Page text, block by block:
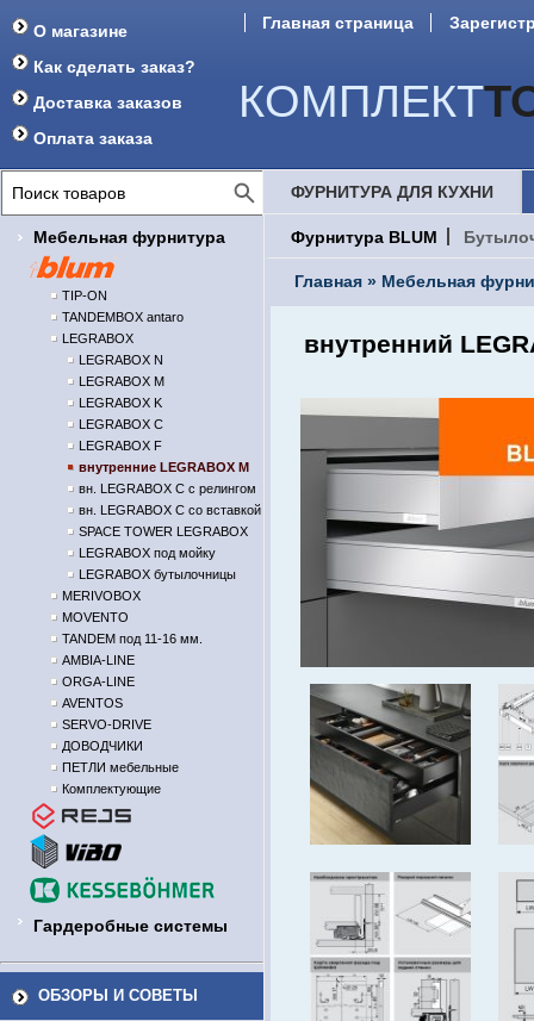
О магазине
Как сделать заказ?
Доставка заказов
Оплата заказа
Главная страница
КОМПЛЕКТ
Мебельная фурнитура
TIP-ON
TANDEMBOX antaro
LEGRABOX
LEGRABOX N
LEGRABOX M
LEGRABOX K
LEGRABOX C
LEGRABOX F
внутренние LEGRABOX M
вн. LEGRABOX C с релингом
вн. LEGRABOX C со вставкой
SPACE TOWER LEGRABOX
LEGRABOX под мойку
LEGRABOX бутылочницы
MERIVOBOX
MOVENTO
TANDEM под 11-16 мм.
AMBIA-LINE
ORGA-LINE
AVENTOS
SERVO-DRIVE
ДОВОДЧИКИ
ПЕТЛИ мебельные
Комплектующие
Гардеробные системы
ОБЗОРЫ И СОВЕТЫ
ФУРНИТУРА ДЛЯ КУХНИ
Фурнитура BLUM
Главная » Мебельная
внутренний